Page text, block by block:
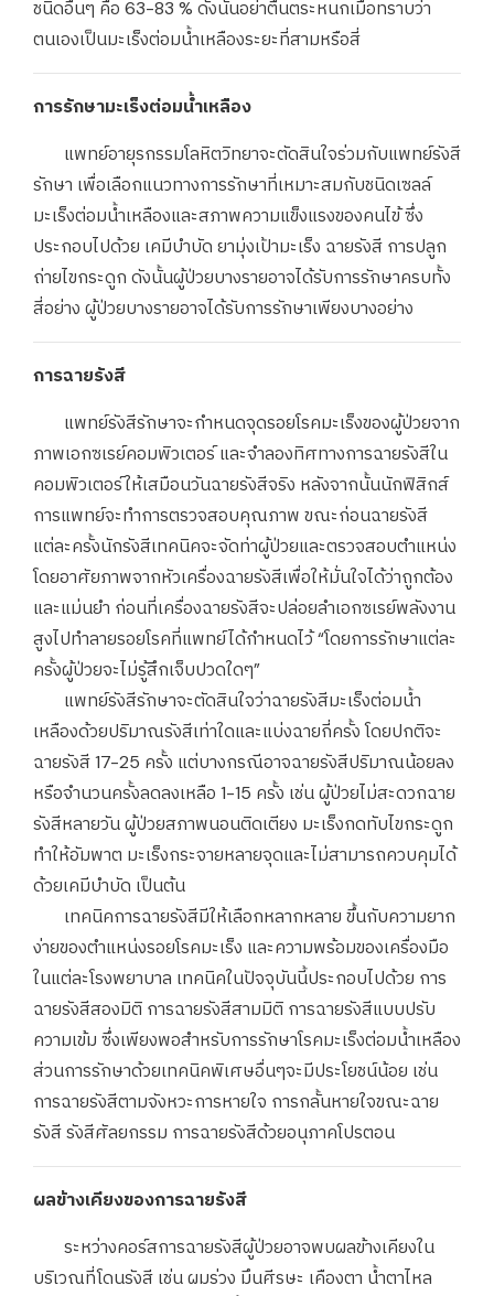
ชนิดอื่นๆ คือ 63-83 % ดังนั้นอย่าตื่นตระหนกเมื่อทราบว่า
ตนเองเป็นมะเร็งต่อมน้ำเหลืองระยะที่สามหรือสี่
การรักษามะเร็งต่อมน้ำเหลือง
แพทย์อายุรกรรมโลหิตวิทยาจะตัดสินใจร่วมกับแพทย์รังสี
รักษา เพื่อเลือกแนวทางการรักษาที่เหมาะสมกับชนิดเซลล์
มะเร็งต่อมน้ำเหลืองและสภาพความแข็งแรงของคนไข้ ซึ่ง
ประกอบไปด้วย เคมีบำบัด ยามุ่งเป้ามะเร็ง ฉายรังสี การปลูก
ถ่ายไขกระดูก ดังนั้นผู้ป่วยบางรายอาจได้รับการรักษาครบทั้ง
สี่อย่าง ผู้ป่วยบางรายอาจได้รับการรักษาเพียงบางอย่าง
การฉายรังสี
แพทย์รังสีรักษาจะกำหนดจุดรอยโรคมะเร็งของผู้ป่วยจาก
ภาพเอกซเรย์คอมพิวเตอร์ และจำลองทิศทางการฉายรังสีใน
คอมพิวเตอร์ให้เสมือนวันฉายรังสีจริง หลังจากนั้นนักฟิสิกส์
การแพทย์จะทำการตรวจสอบคุณภาพ ขณะก่อนฉายรังสี
แต่ละครั้งนักรังสีเทคนิคจะจัดท่าผู้ป่วยและตรวจสอบตำแหน่ง
โดยอาศัยภาพจากหัวเครื่องฉายรังสีเพื่อให้มั่นใจได้ว่าถูกต้อง
และแม่นยำ ก่อนที่เครื่องฉายรังสีจะปล่อยลำเอกซเรย์พลังงาน
สูงไปทำลายรอยโรคที่แพทย์ได้กำหนดไว้ “โดยการรักษาแต่ละ
ครั้งผู้ป่วยจะไม่รู้สึกเจ็บปวดใดๆ”
แพทย์รังสีรักษาจะตัดสินใจว่าฉายรังสีมะเร็งต่อมน้ำ
เหลืองด้วยปริมาณรังสีเท่าใดและแบ่งฉายกี่ครั้ง โดยปกติจะ
ฉายรังสี 17-25 ครั้ง แต่บางกรณีอาจฉายรังสีปริมาณน้อยลง
หรือจำนวนครั้งลดลงเหลือ 1-15 ครั้ง เช่น ผู้ป่วยไม่สะดวกฉาย
รังสีหลายวัน ผู้ป่วยสภาพนอนติดเตียง มะเร็งกดทับไขกระดูก
ทำให้อัมพาต มะเร็งกระจายหลายจุดและไม่สามารถควบคุมได้
ด้วยเคมีบำบัด เป็นต้น
เทคนิคการฉายรังสีมีให้เลือกหลากหลาย ขึ้นกับความยาก
ง่ายของตำแหน่งรอยโรคมะเร็ง และความพร้อมของเครื่องมือ
ในแต่ละโรงพยาบาล เทคนิคในปัจจุบันนี้ประกอบไปด้วย การ
ฉายรังสีสองมิติ การฉายรังสีสามมิติ การฉายรังสีแบบปรับ
ความเข้ม ซึ่งเพียงพอสำหรับการรักษาโรคมะเร็งต่อมน้ำเหลือง
ส่วนการรักษาด้วยเทคนิคพิเศษอื่นๆจะมีประโยชน์น้อย เช่น
การฉายรังสีตามจังหวะการหายใจ การกลั้นหายใจขณะฉาย
รังสี รังสีศัลยกรรม การฉายรังสีด้วยอนุภาคโปรตอน
ผลข้างเคียงของการฉายรังสี
ระหว่างคอร์สการฉายรังสีผู้ป่วยอาจพบผลข้างเคียงใน
บริเวณที่โดนรังสี เช่น ผมร่วง มึนศีรษะ เคืองตา น้ำตาไหล